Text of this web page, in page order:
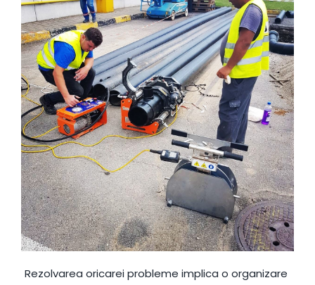
Rezolvarea oricarei probleme implica o organizare